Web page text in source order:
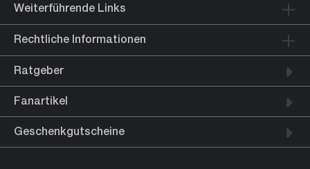
Weiterführende Links
Rechtliche Informationen
Ratgeber
Fanartikel
Geschenkgutscheine